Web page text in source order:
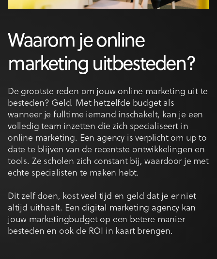
Waarom je online
marketing uitbesteden?
De grootste reden om jouw online marketing uit te
besteden? Geld. Met hetzelfde budget als
wanneer je fulltime iemand inschakelt, kan je een
volledig team inzetten die zich specialiseert in
online marketing. Een agency is verplicht om up to
date te blijven van de recentste ontwikkelingen en
tools. Ze scholen zich constant bij, waardoor je met
echte specialisten te maken hebt.
Dit zelf doen, kost veel tijd en geld dat je er niet
altijd uithaalt. Eendigital marketing agencykan
jouw marketingbudget op een betere manier
besteden en ook de ROI in kaart brengen.